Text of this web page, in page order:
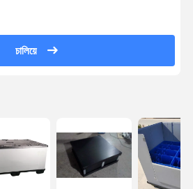
চালিয়ে